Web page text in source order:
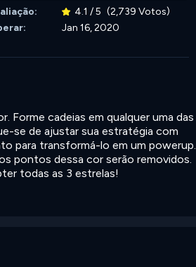
4.1 / 5 (2,739 Votos)
Jan 16, 2020
Forme cadeias em qualquer uma das
se de ajustar sua estratégia com
para transformá-lo em um powerup.
pontos dessa cor serão removidos.
todas as 3 estrelas!